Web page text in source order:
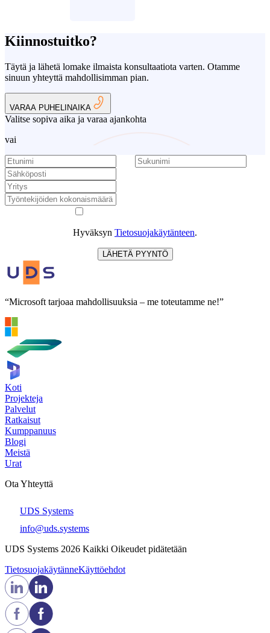
Kiinnostuitko?
Täytä ja lähetä lomake ilmaista konsultaatiota varten. Otamme
sinuun yhteyttä mahdollisimman pian.
VARAA PUHELINAIKA
Valitse sopiva aika ja varaa ajankohta
vai
Hyväksyn Tietosuojakäytänteen.
LÄHETÄ PYYNTÖ
“Microsoft tarjoaa mahdollisuuksia – me toteutamme ne!”
Koti
Projekteja
Palvelut
Ratkaisut
Kumppanuus
Blogi
Meistä
Urat
Ota Yhteyttä
UDS Systems
info@uds.systems
UDS Systems 2026 Kaikki Oikeudet pidätetään
TietosuojakäytänneKäyttöehdot